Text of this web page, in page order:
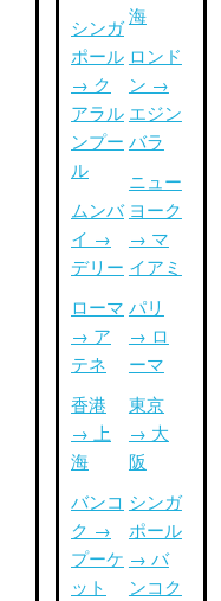
シンガ
ポール
→ ク
アラル
ンプー
ル
ムンバ
イ →
デリー
ローマ
→ ア
テネ
香港
→ 上
海
バンコ
ク →
プーケ
ット
海
ロンド
ン →
エジン
バラ
ニュー
ヨーク
→ マ
イアミ
パリ
→ ロ
ーマ
東京
→ 大
阪
シンガ
ポール
→ バ
ンコク